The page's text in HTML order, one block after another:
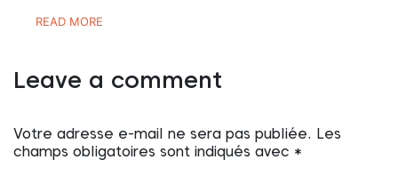
READ MORE
Leave a comment
Votre adresse e-mail ne sera pas publiée. Les
champs obligatoires sont indiqués avec *